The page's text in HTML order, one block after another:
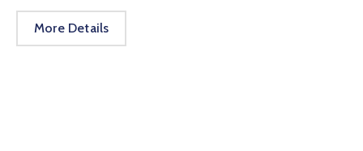
More Details